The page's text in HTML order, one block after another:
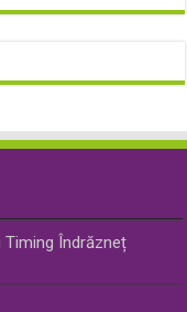
Timing Îndrăzneț